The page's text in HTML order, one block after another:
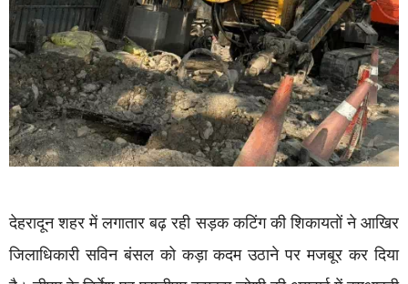
देहरादून शहर में लगातार बढ़ रही सड़क कटिंग की शिकायतों ने आखिर
जिलाधिकारी सविन बंसल को कड़ा कदम उठाने पर मजबूर कर दिया